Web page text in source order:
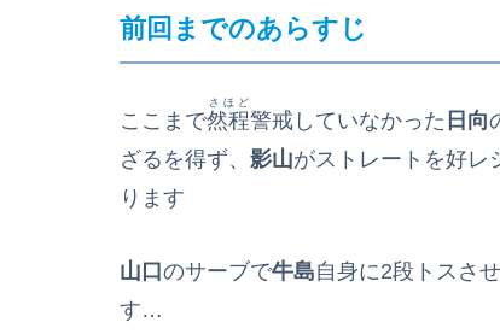
前回までのあらすじ
ここまで然程
さほど
警戒していなかった 日向
ざるを得ず、 影山がストレートを好レ
ります
山口のサーブで牛島自身に2段トスさせ
す…